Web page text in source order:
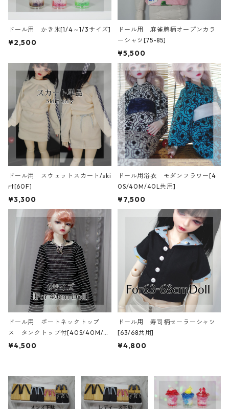
ドール用 かき氷[1/4～1/3サイズ]
¥2,500
ドール用 麻雀牌柄オープンカラ
ーシャツ[75-85]
¥5,500
ドール用 スウェットスカート/ski
rt[60F]
¥3,300
ドール用浴衣 モダンフラワー[4
0S/40M/40L共用]
¥7,500
ドール用 ボートネックトップ
ス タンクトップ付[40S/40M/4
0L/40B共用]
¥4,500
ドール用 寿司柄セーラーシャツ
[63/68共用]
¥4,800